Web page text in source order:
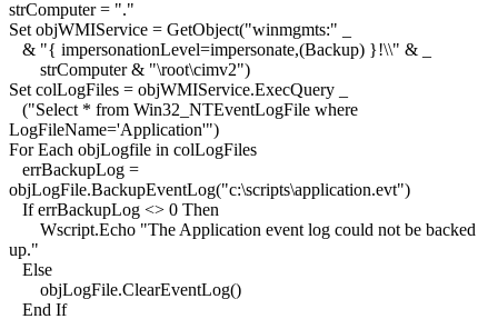
strComputer = "."
Set objWMIService = GetObject("winmgmts:" _
& "{ impersonationLevel=impersonate,(Backup) }!\\" & _
strComputer & "\root\cimv2")
Set colLogFiles = objWMIService.ExecQuery _
("Select * from Win32_NTEventLogFile where
LogFileName='Application'")
For Each objLogfile in colLogFiles
errBackupLog =
objLogFile.BackupEventLog("c:\scripts\application.evt")
If errBackupLog <> 0 Then
Wscript.Echo "The Application event log could not be backed
up."
Else
objLogFile.ClearEventLog()
End If